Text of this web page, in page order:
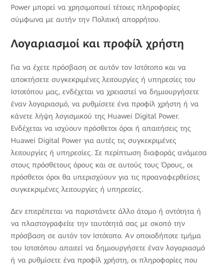
Power μπορεί να χρησιμοποιεί τέτοιες πληροφορίες
σύμφωνα με αυτήν την Πολιτική απορρήτου.
Λογαριασμοί και προφίλ χρήστη
Για να έχετε πρόσβαση σε αυτόν τον Ιστότοπο και να
αποκτήσετε συγκεκριμένες λειτουργίες ή υπηρεσίες του
Ιστοτόπου μας, ενδέχεται να χρειαστεί να δημιουργήσετε
έναν λογαριασμό, να ρυθμίσετε ένα προφίλ χρήστη ή να
κάνετε λήψη λογισμικού της Huawei Digital Power.
Ενδέχεται να ισχύουν πρόσθετοι όροι ή απαιτήσεις της
Huawei Digital Power για αυτές τις συγκεκριμένες
λειτουργίες ή υπηρεσίες. Σε περίπτωση διαφοράς ανάμεσα
στους πρόσθετους όρους και σε αυτούς τους Όρους, οι
πρόσθετοι όροι θα υπερισχύουν για τις προαναφερθείσες
συγκεκριμένες λειτουργίες ή υπηρεσίες.
Δεν επιτρέπεται να παριστάνετε άλλο άτομο ή οντότητα ή
να πλαστογραφείτε την ταυτότητά σας με σκοπό την
πρόσβαση σε αυτόν τον Ιστότοπο. Αν οποιοδήποτε τμήμα
του Ιστοτόπου απαιτεί να δημιουργήσετε έναν λογαριασμό
ή να ρυθμίσετε ένα προφίλ χρήστη, οι πληροφορίες που